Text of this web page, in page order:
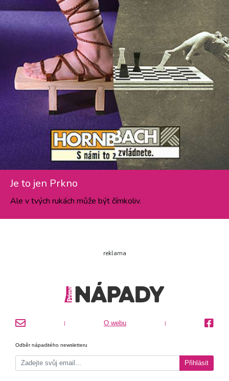
Je to jen Prkno
Ale v tvých rukách může být čímkoliv.
reklama
| O webu |
Odběr nápaditého newsletteru
Přihlásit